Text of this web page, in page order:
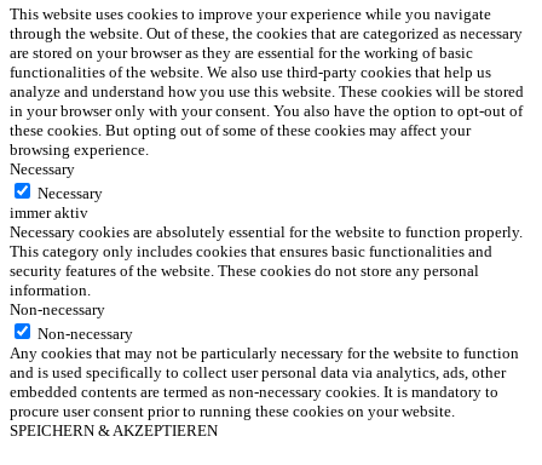
This website uses cookies to improve your experience while you navigate
through the website. Out of these, the cookies that are categorized as necessary
are stored on your browser as they are essential for the working of basic
functionalities of the website. We also use third-party cookies that help us
analyze and understand how you use this website. These cookies will be stored
in your browser only with your consent. You also have the option to opt-out of
these cookies. But opting out of some of these cookies may affect your
browsing experience.
Necessary
Necessary
immer aktiv
Necessary cookies are absolutely essential for the website to function properly.
This category only includes cookies that ensures basic functionalities and
security features of the website. These cookies do not store any personal
information.
Non-necessary
Non-necessary
Any cookies that may not be particularly necessary for the website to function
and is used specifically to collect user personal data via analytics, ads, other
embedded contents are termed as non-necessary cookies. It is mandatory to
procure user consent prior to running these cookies on your website.
SPEICHERN & AKZEPTIEREN